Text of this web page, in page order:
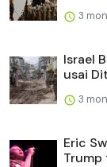
3
Israel
usai
3
Eric
Trump